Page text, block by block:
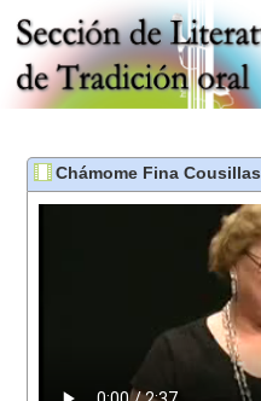
Chámome Fina Cousillas